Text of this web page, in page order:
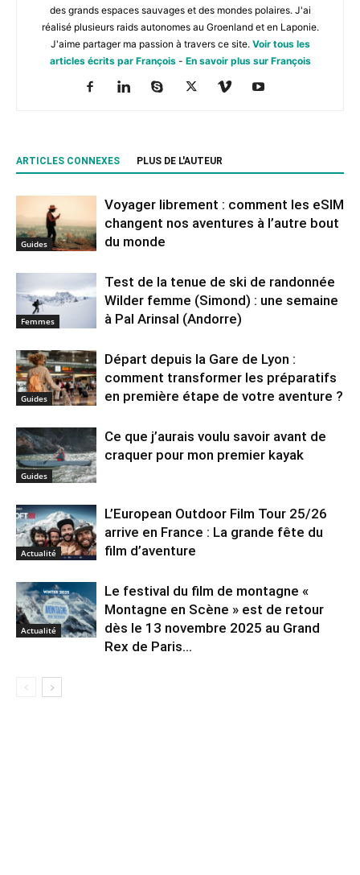
des grands espaces sauvages et des mondes polaires. J'ai
réalisé plusieurs raids autonomes au Groenland et en Laponie.
J'aime partager ma passion à travers ce site. Voir tous les
articles écrits par François- En savoir plus sur François
ARTICLES CONNEXES PLUS DE L'AUTEUR
Guides
Voyager librement : comment les eSIM
changent nos aventures à l’autre bout
du monde
Femmes
Test de la tenue de ski de randonnée
Wilder femme (Simond) : une semaine
à Pal Arinsal (Andorre)
Guides
Départ depuis la Gare de Lyon :
comment transformer les préparatifs
en pre⁠mière étape de votre aventure ?
Guides
Ce que j’aurais voulu savoir avant de
craquer pour mon premier kayak
Actualité
L’European Outdoor Film Tour 25/26
arrive en France : La grande fête du
film d’aventure
Actualité
Le festival du film de montagne «
Montagne en Scène » est de retour
dès le 13 novembre 2025 au Grand
Rex de Paris...